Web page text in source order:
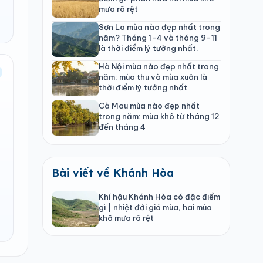
mưa rõ rệt
Sơn La mùa nào đẹp nhất trong
năm? Tháng 1-4 và tháng 9-11
là thời điểm lý tưởng nhất.
Hà Nội mùa nào đẹp nhất trong
năm: mùa thu và mùa xuân là
thời điểm lý tưởng nhất
Cà Mau mùa nào đẹp nhất
trong năm: mùa khô từ tháng 12
đến tháng 4
Bài viết về Khánh Hòa
Khí hậu Khánh Hòa có đặc điểm
gì | nhiệt đới gió mùa, hai mùa
khô mưa rõ rệt